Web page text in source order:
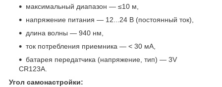
максимальный диапазон — ≤10 м,
напряжение питания — 12...24 В (постоянный ток),
длина волны — 940 нм,
ток потребления приемника — < 30 мА,
батарея передатчика (напряжение, тип) — 3V
CR123A.
Угол самонастройки: